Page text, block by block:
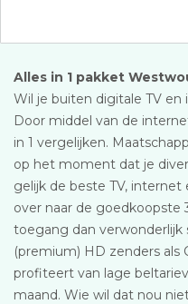
Alles in 1 pakket
Wil je buiten digitale TV
Door middel van de
in 1 vergelijken.
op het moment dat je
gelijk de beste TV,
over naar de goedkoopste
toegang dan verwonderlijk
(premium) HD zenders als
profiteert van lage
maand. Wie wil dat nou